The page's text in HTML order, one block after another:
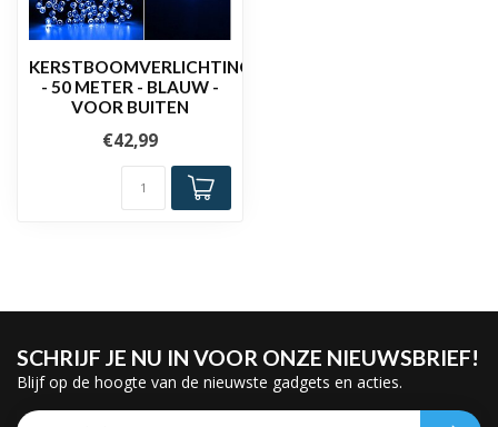
KERSTBOOMVERLICHTING
- 50 METER - BLAUW -
VOOR BUITEN
€42,99
SCHRIJF JE NU IN VOOR ONZE NIEUWSBRIEF!
Blijf op de hoogte van de nieuwste gadgets en acties.